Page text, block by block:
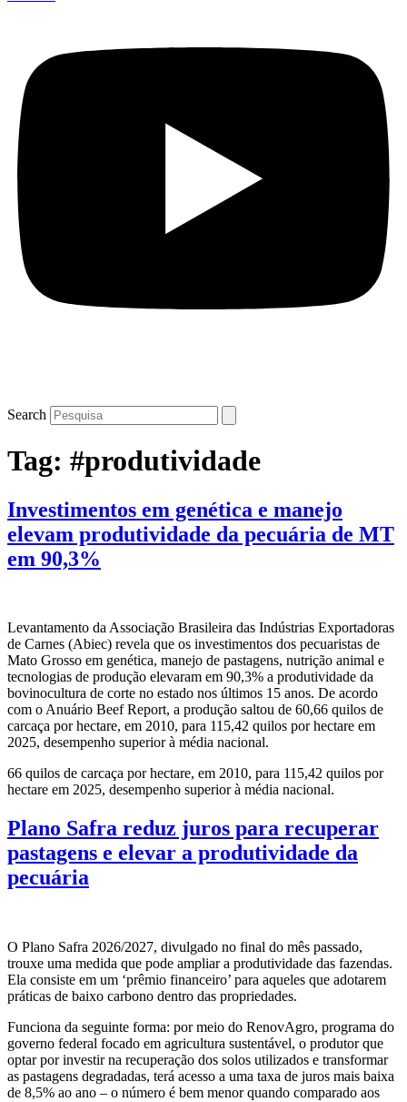
Search
Tag: #produtividade
Investimentos em genética e manejo
elevam produtividade da pecuária de MT
em 90,3%
Levantamento da Associação Brasileira das Indústrias Exportadoras
de Carnes (Abiec) revela que os investimentos dos pecuaristas de
Mato Grosso em genética, manejo de pastagens, nutrição animal e
tecnologias de produção elevaram em 90,3% a produtividade da
bovinocultura de corte no estado nos últimos 15 anos. De acordo
com o Anuário Beef Report, a produção saltou de 60,66 quilos de
carcaça por hectare, em 2010, para 115,42 quilos por hectare em
2025, desempenho superior à média nacional.
66 quilos de carcaça por hectare, em 2010, para 115,42 quilos por
hectare em 2025, desempenho superior à média nacional.
Plano Safra reduz juros para recuperar
pastagens e elevar a produtividade da
pecuária
O Plano Safra 2026/2027, divulgado no final do mês passado,
trouxe uma medida que pode ampliar a produtividade das fazendas.
Ela consiste em um ‘prêmio financeiro’ para aqueles que adotarem
práticas de baixo carbono dentro das propriedades.
Funciona da seguinte forma: por meio do RenovAgro, programa do
governo federal focado em agricultura sustentável, o produtor que
optar por investir na recuperação dos solos utilizados e transformar
as pastagens degradadas, terá acesso a uma taxa de juros mais baixa
de 8,5% ao ano – o número é bem menor quando comparado aos